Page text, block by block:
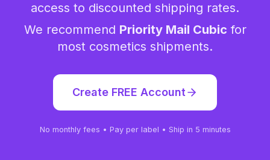
access to discounted shipping rates.
We recommend Priority Mail Cubic for
most cosmetics shipments.
Create FREE Account
No monthly fees • Pay per label • Ship in 5 minutes